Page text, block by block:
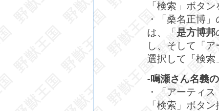
「検索」ボタ
・「桑名正博
は、「 是方博邦
し、そして「
選択して「検索
-鳴瀬さん名義
・「アーティ
「検索」ボタ